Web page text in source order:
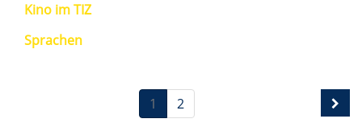
Kino im TIZ
Sprachen
1 2